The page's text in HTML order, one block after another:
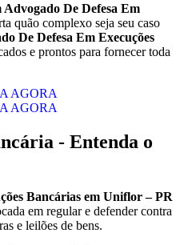
De Defesa Em
quão complexo seja seu caso
De Defesa Em Execuções
e prontos para fornecer toda
AGORA
AGORA
- Entenda o
Bancárias em Uniflor – PR
em regular e defender contra
e leilões de bens.